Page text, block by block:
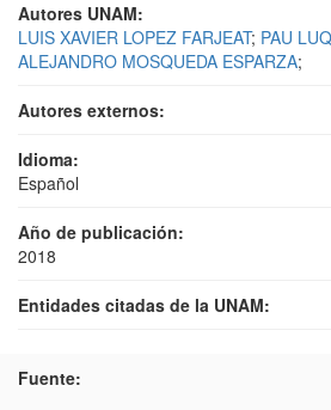
Autores UNAM:
LUIS XAVIER LOPEZ FARJEAT; PAU
ALEJANDRO MOSQUEDA ESPARZA;
Autores externos:
Idioma:
Español
Año de publicación:
2018
Entidades citadas de la UNAM:
Fuente: